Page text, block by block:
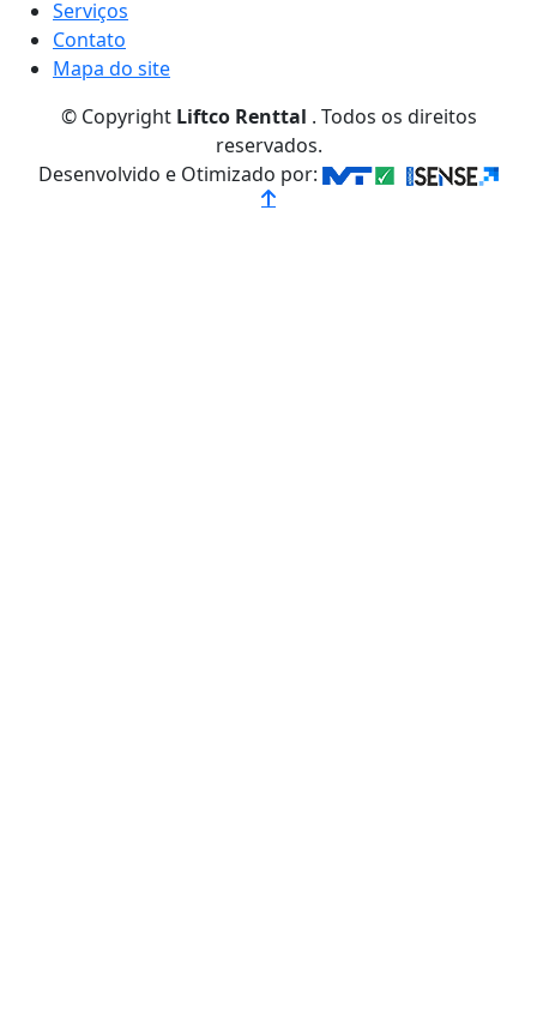
Serviços
Contato
Mapa do site
© Copyright Liftco Renttal . Todos os direitos
reservados.
Desenvolvido e Otimizado por: